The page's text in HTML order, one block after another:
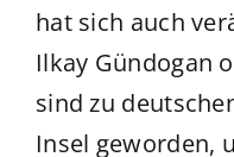
hat sich auch
Ilkay Gündogan
sind zu
Insel geworden,